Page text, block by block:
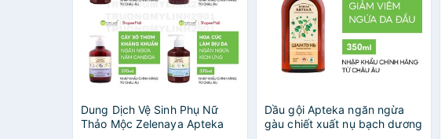
Dung Dịch Vệ Sinh Phụ Nữ
Thảo Mộc Zelenaya Apteka
Dầu gội Apteka ngăn ngừa
gàu chiết xuất nụ bạch dương